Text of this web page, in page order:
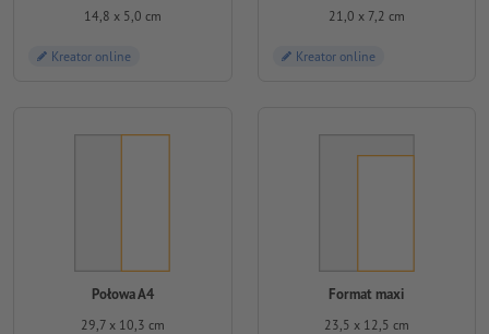
14,8 x 5,0 cm
Kreator online
21,0 x 7,2 cm
Kreator online
Połowa A4
29,7 x 10,3 cm
Format maxi
23,5 x 12,5 cm